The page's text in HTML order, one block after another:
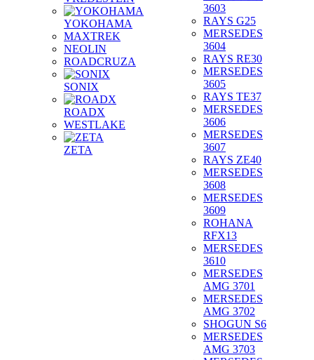
YOKOHAMA
MAXTREK
NEOLIN
ROADCRUZA
SONIX
ROADX
WESTLAKE
ZETA
3603
RAYS G25
MERSEDES
3604
RAYS RE30
MERSEDES
3605
RAYS TE37
MERSEDES
3606
MERSEDES
3607
RAYS ZE40
MERSEDES
3608
MERSEDES
3609
ROHANA
RFX13
MERSEDES
3610
MERSEDES
AMG 3701
MERSEDES
AMG 3702
SHOGUN S6
MERSEDES
AMG 3703